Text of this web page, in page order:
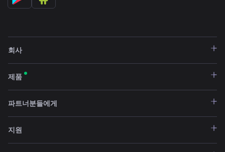
회사
제품
파트너분들에게
지원